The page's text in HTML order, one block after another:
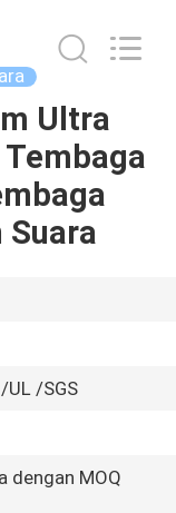
Ultra
Suara
UL /SGS
dengan MOQ